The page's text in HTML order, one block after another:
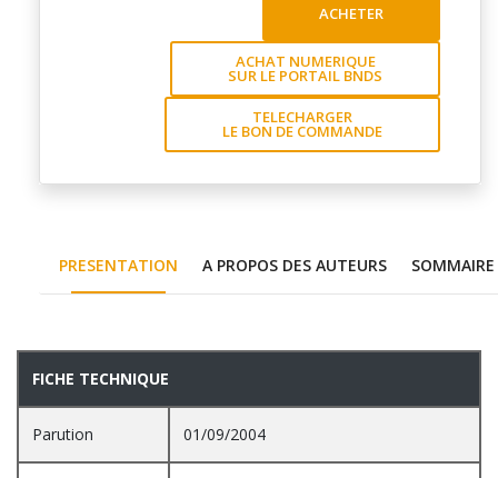
ACHETER
ACHAT NUMERIQUE
SUR LE PORTAIL BNDS
TELECHARGER
LE BON DE COMMANDE
PRESENTATION A PROPOS DES AUTEURS SOMMAIRE
PRESENTATION
FICHE TECHNIQUE
Parution 01/09/2004